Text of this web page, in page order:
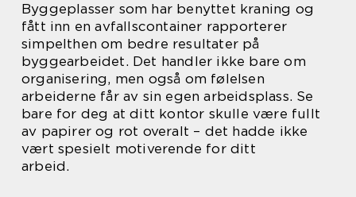
Byggeplasser som har benyttet kraning og
fått inn en avfallscontainer rapporterer
simpelthen om bedre resultater på
byggearbeidet. Det handler ikke bare om
organisering, men også om følelsen
arbeiderne får av sin egen arbeidsplass. Se
bare for deg at ditt kontor skulle være fullt
av papirer og rot overalt – det hadde ikke
vært spesielt motiverende for ditt
arbeid.